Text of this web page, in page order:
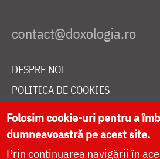
DESPRE NOI
POLITICA DE COOKIES
DONEAZĂ ONLINE PENTRU
LIVE
Folosim cookie-uri pentru a
dumneavoastră pe acest site.
Prin continuarea navigării în